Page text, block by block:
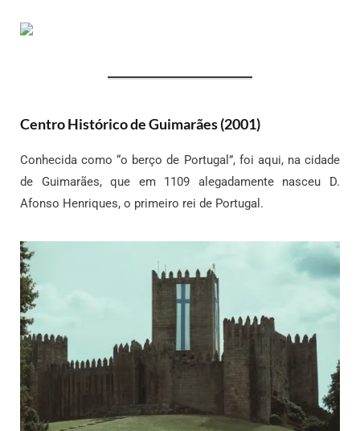
Centro Histórico de Guimarães (2001)
Conhecida como “o berço de Portugal”, foi aqui, na cidade
de Guimarães, que em 1109 alegadamente nasceu D.
Afonso Henriques, o primeiro rei de Portugal.